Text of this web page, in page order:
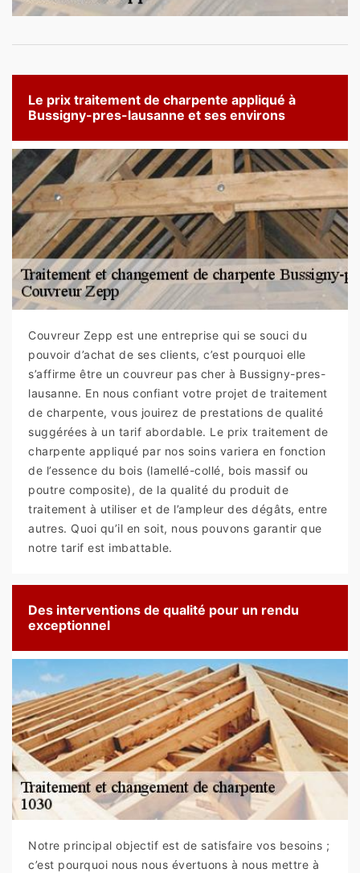
Le prix traitement de charpente appliqué à
Bussigny-pres-lausanne et ses environs
Couvreur Zepp est une entreprise qui se souci du
pouvoir d’achat de ses clients, c’est pourquoi elle
s’affirme être un couvreur pas cher à Bussigny-pres-
lausanne. En nous confiant votre projet de traitement
de charpente, vous jouirez de prestations de qualité
suggérées à un tarif abordable. Le prix traitement de
charpente appliqué par nos soins variera en fonction
de l’essence du bois (lamellé-collé, bois massif ou
poutre composite), de la qualité du produit de
traitement à utiliser et de l’ampleur des dégâts, entre
autres. Quoi qu’il en soit, nous pouvons garantir que
notre tarif est imbattable.
Des interventions de qualité pour un rendu
exceptionnel
Notre principal objectif est de satisfaire vos besoins ;
c’est pourquoi nous nous évertuons à nous mettre à